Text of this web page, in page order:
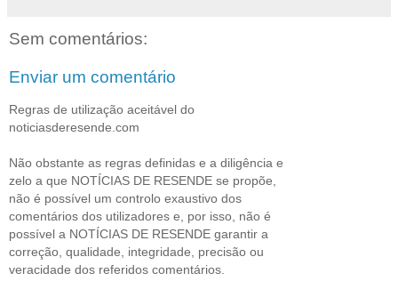
Sem comentários:
Enviar um comentário
Regras de utilização aceitável do
noticiasderesende.com
Não obstante as regras definidas e a diligência e
zelo a que NOTÍCIAS DE RESENDE se propõe,
não é possível um controlo exaustivo dos
comentários dos utilizadores e, por isso, não é
possível a NOTÍCIAS DE RESENDE garantir a
correção, qualidade, integridade, precisão ou
veracidade dos referidos comentários.